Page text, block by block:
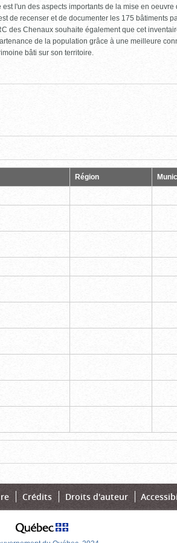
est l'un des aspects importants de la mise en
de recenser et de documenter les 175 bâtiments
des Chenaux souhaite également que cet
de la population grâce à une meilleure
bâti sur son territoire.
Région
Crédits Droits d'auteur